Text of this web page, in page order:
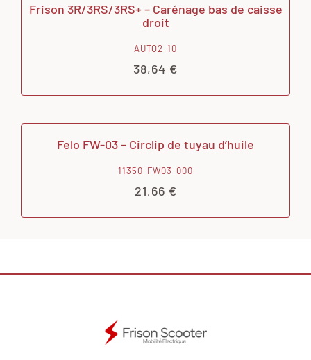
Frison 3R/3RS/3RS+ – Carénage bas de caisse
droit
AUTO2-10
38,64 €
Felo FW-03 – Circlip de tuyau d’huile
11350-FW03-000
21,66 €